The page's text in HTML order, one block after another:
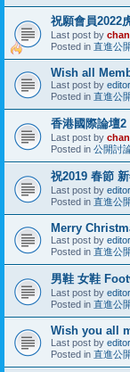
祝願會員2022
Last post by
Posted in 直進公
Wish all
Last post by
Posted in 直進公
香港國際論壇2
Last post by
Posted in 公開討
祝2019 春節 新
Last post by
Posted in 直進公
Merry
Last post by
Posted in 直進公
男鞋 女鞋
Last post by
Posted in 直進公
Wish you all
Last post by
Posted in 直進公